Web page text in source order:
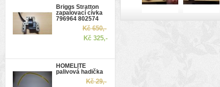
Briggs Stratton
zapalovací cívka
796964 802574
Kč 650,-
Kč 325,-
HOMELITE
palivová hadička
Kč 29,-